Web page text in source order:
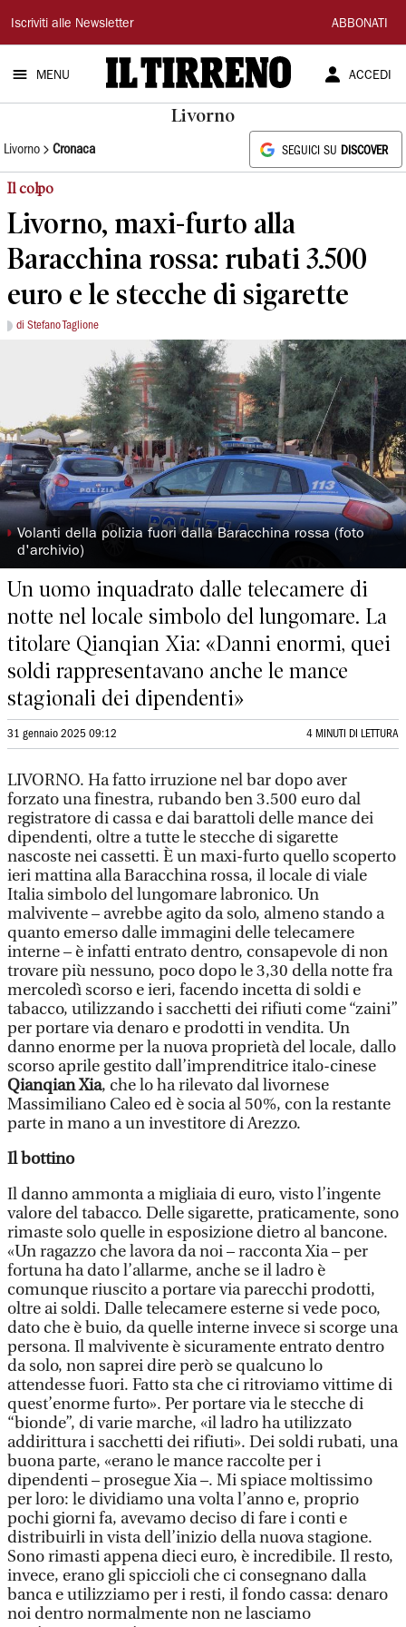
Il
Tirreno
Iscriviti alle Newsletter ABBONATI
MENU ACCEDI
Livorno
Livorno Cronaca SEGUICI SU DISCOVER
Il colpo
Livorno, maxi-furto alla
Baracchina rossa: rubati 3.500
euro e le stecche di sigarette
di Stefano Taglione
◗Volanti della polizia fuori dalla Baracchina rossa (foto
d'archivio)
Un uomo inquadrato dalle telecamere di
notte nel locale simbolo del lungomare. La
titolare Qianqian Xia: «Danni enormi, quei
soldi rappresentavano anche le mance
stagionali dei dipendenti»
31 gennaio 2025 09:12 4 MINUTI DI LETTURA
LIVORNO. Ha fatto irruzione nel bar dopo aver
forzato una finestra, rubando ben 3.500 euro dal
registratore di cassa e dai barattoli delle mance dei
dipendenti, oltre a tutte le stecche di sigarette
nascoste nei cassetti. È un maxi-furto quello scoperto
ieri mattina alla Baracchina rossa, il locale di viale
Italia simbolo del lungomare labronico. Un
malvivente – avrebbe agito da solo, almeno stando a
quanto emerso dalle immagini delle telecamere
interne – è infatti entrato dentro, consapevole di non
trovare più nessuno, poco dopo le 3,30 della notte fra
mercoledì scorso e ieri, facendo incetta di soldi e
tabacco, utilizzando i sacchetti dei rifiuti come “zaini”
per portare via denaro e prodotti in vendita. Un
danno enorme per la nuova proprietà del locale, dallo
scorso aprile gestito dall’imprenditrice italo-cinese
Qianqian Xia, che lo ha rilevato dal livornese
Massimiliano Caleo ed è socia al 50%, con la restante
parte in mano a un investitore di Arezzo.
Il bottino
Il danno ammonta a migliaia di euro, visto l’ingente
valore del tabacco. Delle sigarette, praticamente, sono
rimaste solo quelle in esposizione dietro al bancone.
«Un ragazzo che lavora da noi – racconta Xia – per
fortuna ha dato l’allarme, anche se il ladro è
comunque riuscito a portare via parecchi prodotti,
oltre ai soldi. Dalle telecamere esterne si vede poco,
dato che è buio, da quelle interne invece si scorge una
persona. Il malvivente è sicuramente entrato dentro
da solo, non saprei dire però se qualcuno lo
attendesse fuori. Fatto sta che ci ritroviamo vittime di
quest’enorme furto». Per portare via le stecche di
“bionde”, di varie marche, «il ladro ha utilizzato
addirittura i sacchetti dei rifiuti». Dei soldi rubati, una
buona parte, «erano le mance raccolte per i
dipendenti – prosegue Xia –. Mi spiace moltissimo
per loro: le dividiamo una volta l’anno e, proprio
pochi giorni fa, avevamo deciso di fare i conti e
distribuirli in vista dell’inizio della nuova stagione.
Sono rimasti appena dieci euro, è incredibile. Il resto,
invece, erano gli spiccioli che ci consegnano dalla
banca e utilizziamo per i resti, il fondo cassa: denaro
noi dentro normalmente non ne lasciamo